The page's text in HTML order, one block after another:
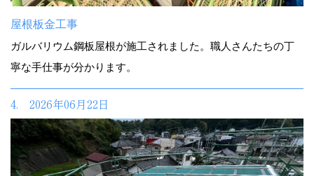
屋根板金工事
ガルバリウム鋼板屋根が施工されました。職人さんたちの丁
寧な手仕事が分かります。
4. 2026年06月22日